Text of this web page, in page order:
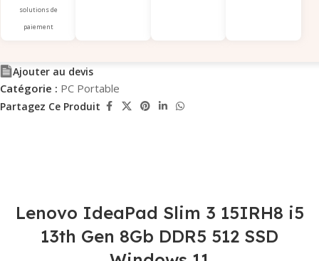
solutions de
paiement
Ajouter au devis
Catégorie : PC Portable
Partagez Ce Produit
Lenovo IdeaPad Slim 3 15IRH8 i5
13th Gen 8Gb DDR5 512 SSD